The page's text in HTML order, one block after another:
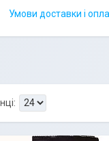
Умови доставки і